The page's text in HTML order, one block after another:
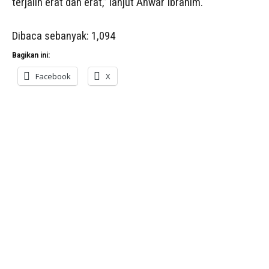
Dibaca sebanyak: 1,094
Bagikan ini:
Facebook X